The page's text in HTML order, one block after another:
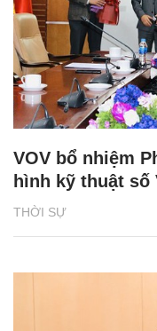
THỜI SỰ
VOV bổ nhiệm
hình kỹ thuật số